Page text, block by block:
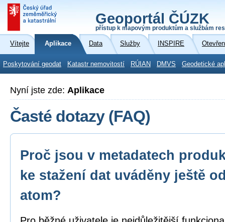
Geoportál ČÚZK
přístup k mapovým produktům a službám
Vítejte Aplikace Data Služby INSPIRE
Poskytování geodat Katastr nemovitostí RÚIAN DMVS Geodetické
Nyní jste zde: Aplikace
Časté dotazy (FAQ)
Proč jsou v metadatech
ke stažení dat uváděny ještě
atom?